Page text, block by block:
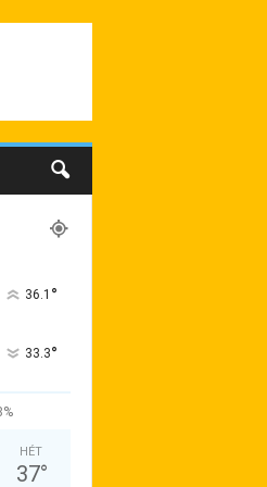
36.1 °
33.3°
HÉT
37°